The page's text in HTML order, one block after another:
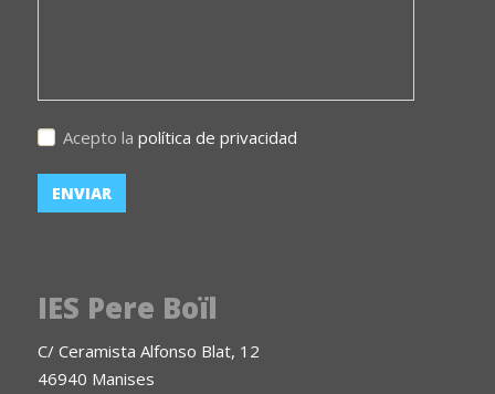
Acepto la política de privacidad
IES Pere Boïl
C/ Ceramista Alfonso Blat, 12
46940 Manises